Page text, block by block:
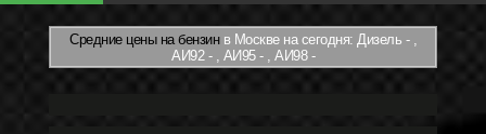
Средние цены на бензинв Москве на сегодня: Дизель - ,
АИ92 - , АИ95 - , АИ98 -